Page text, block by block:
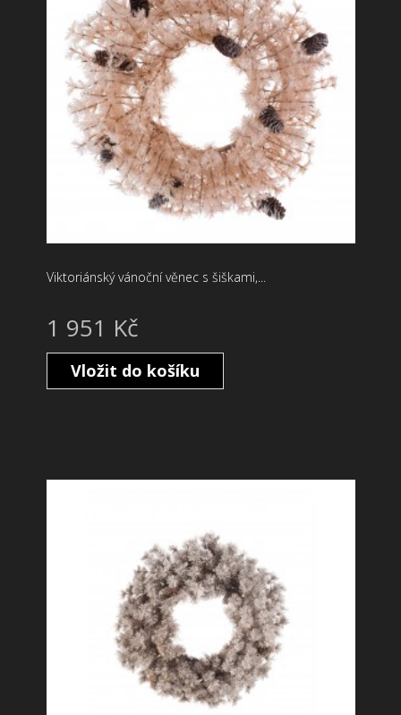
Viktoriánský vánoční věnec s šiškami,...
1 951 Kč
Vložit do košíku